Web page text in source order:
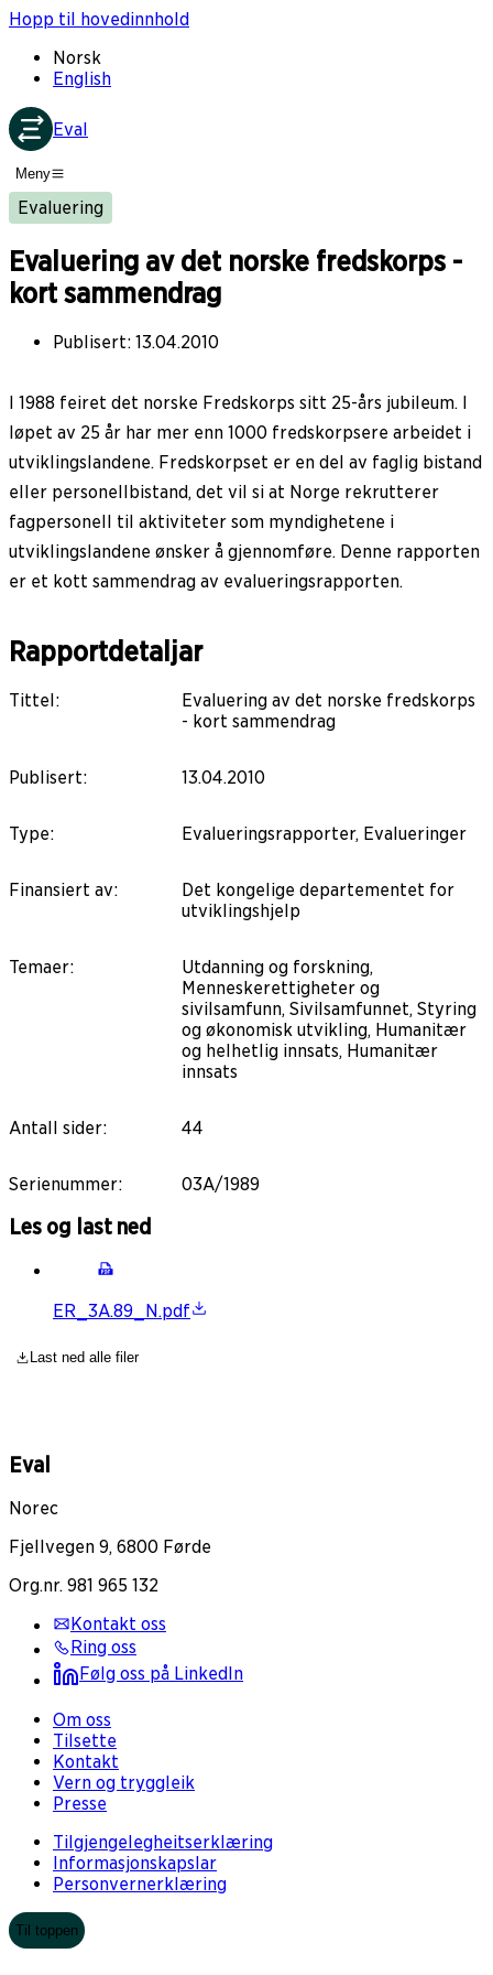
Hopp til hovedinnhold
Norsk
English
Eval
Meny
Evaluering
Evaluering av det norske fredskorps -
kort sammendrag
Publisert: 13.04.2010
I 1988 feiret det norske Fredskorps sitt 25-års jubileum. I
løpet av 25 år har mer enn 1000 fredskorpsere arbeidet i
utviklingslandene. Fredskorpset er en del av faglig bistand
eller personellbistand, det vil si at Norge rekrutterer
fagpersonell til aktiviteter som myndighetene i
utviklingslandene ønsker å gjennomføre. Denne rapporten
er et kott sammendrag av evalueringsrapporten.
Rapportdetaljar
Tittel:
Evaluering av det norske fredskorps
- kort sammendrag
Publisert: 13.04.2010
Type: Evalueringsrapporter, Evalueringer
Finansiert av:
Det kongelige departementet for
utviklingshjelp
Temaer:
Utdanning og forskning,
Menneskerettigheter og
sivilsamfunn, Sivilsamfunnet, Styring
og økonomisk utvikling, Humanitær
og helhetlig innsats, Humanitær
innsats
Antall sider: 44
Serienummer: 03A/1989
Les og last ned
ER_3A.89_N.pdf
Last ned alle filer
Eval
Norec
Fjellvegen 9, 6800 Førde
Org.nr. 981 965 132
Kontakt oss
Ring oss
Følg oss på LinkedIn
Om oss
Tilsette
Kontakt
Vern og tryggleik
Presse
Tilgjengelegheitserklæring
Informasjonskapslar
Personvernerklæring
Til toppen